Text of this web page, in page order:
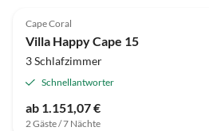
Cape Coral
Villa Happy Cape 15
3 Schlafzimmer
Schnellantworter
ab 1.151,07 €
2 Gäste / 7 Nächte